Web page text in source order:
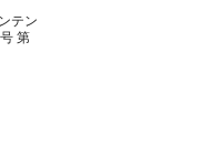
テン
第